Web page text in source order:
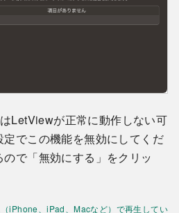
LetViewが正常に動作しない可
でこの機能を無効にしてくだ
で「無効にする」をクリッ
iPhone、iPad、Macなど）で再生してい